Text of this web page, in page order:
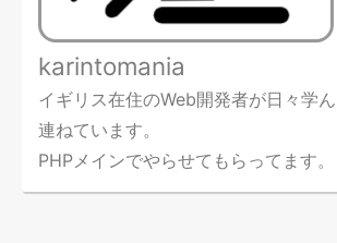
karintomania
イギリス在住のWeb開発者が日々学
連ねています。
PHPメインでやらせてもらってます。